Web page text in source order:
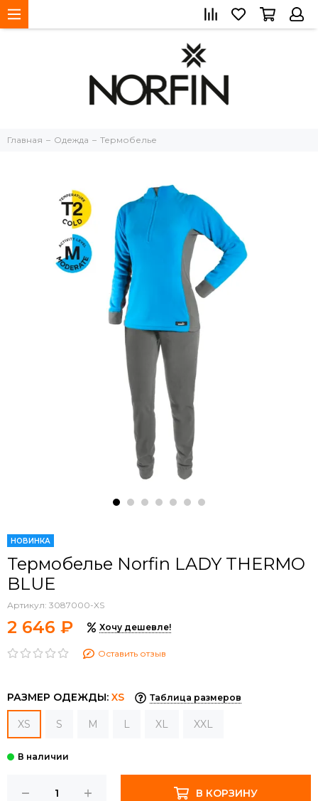
Главная Одежда Термобелье
НОВИНКА
Термобелье Norfin LADY THERMO
BLUE
Артикул: 3087000-XS
2 646 ₽ Хочу дешевле!
Оставить отзыв
РАЗМЕР ОДЕЖДЫ: XS Таблица размеров
XS S M L XL XXL
В КОРЗИНУ